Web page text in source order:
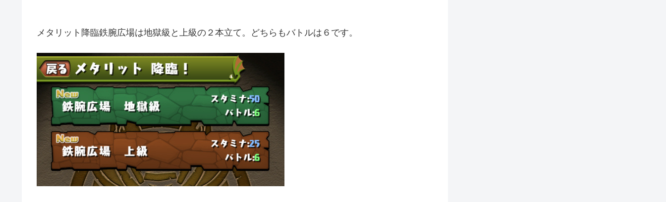
メタリット降臨鉄腕広場は地獄級と上級の２本立て。どちらもバトルは６です。